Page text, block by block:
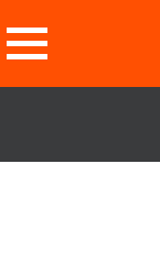
Toggle
navigation